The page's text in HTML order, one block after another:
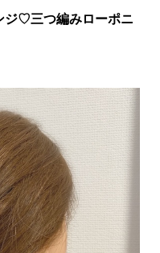
ジ♡三つ編みローポニ